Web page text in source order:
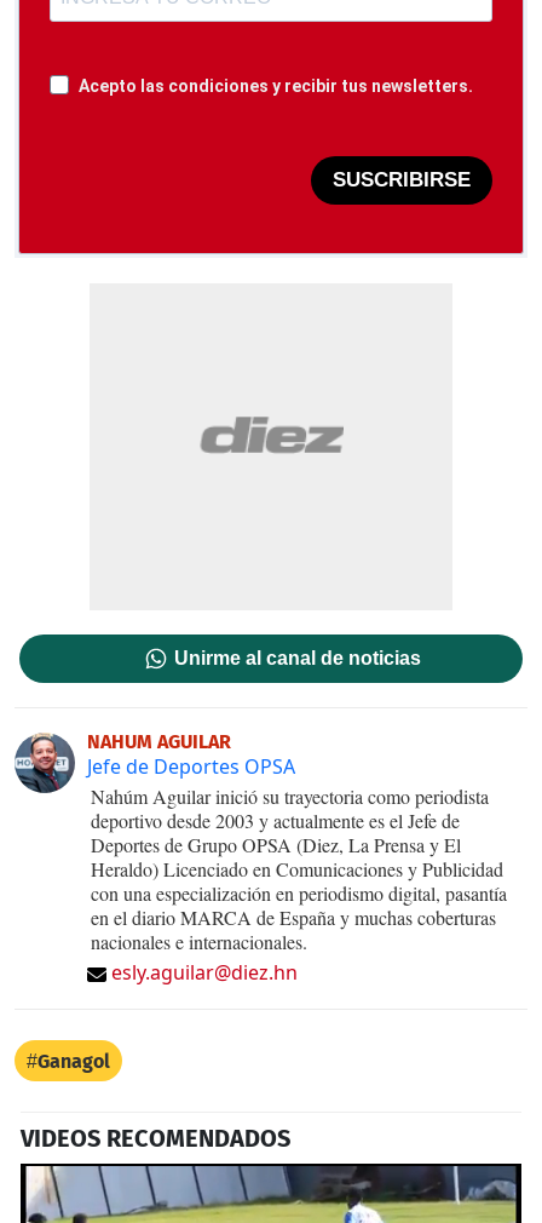
Acepto las condiciones y recibir tus newsletters.
SUSCRIBIRSE
Unirme al canal de noticias
NAHUM AGUILAR
Jefe de Deportes OPSA
Nahúm Aguilar inició su trayectoria como periodista
deportivo desde 2003 y actualmente es el Jefe de
Deportes de Grupo OPSA (Diez, La Prensa y El
Heraldo) Licenciado en Comunicaciones y Publicidad
con una especialización en periodismo digital, pasantía
en el diario MARCA de España y muchas coberturas
nacionales e internacionales.
esly.aguilar@diez.hn
Ganagol
VIDEOS RECOMENDADOS